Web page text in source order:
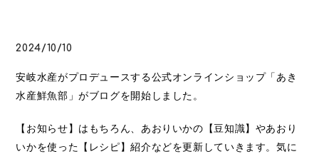
2024/10/10
安岐水産がプロデュースする公式オンラインショップ「あき
水産鮮魚部」がブログを開始しました。
【お知らせ】はもちろん、あおりいかの【豆知識】やあおり
いかを使った【レシピ】紹介などを更新していきます。気に